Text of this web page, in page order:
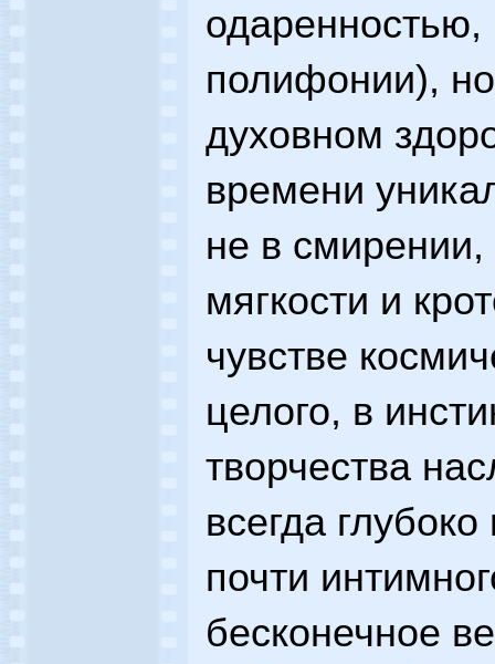
одаренностью,
полифонии),
духовном
времени
не в
мягкости и
чувстве
целого, в
творчества
всегда
почти
бесконечное